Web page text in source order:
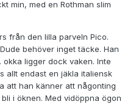
min, med en Rothman slim
från den lilla parveln Pico.
behöver inget täcke. Han
ligger dock vaken. Inte
allt endast en jäkla italiensk
att han känner att någonting
i öknen. Med vidöppna ögon